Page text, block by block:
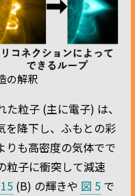
の解釈
粒子 (主に電子) は、
を降下し、ふもとの彩
りも高密度の気体でで
粒子に衝突して減速
(B) の輝きや 図 5 で